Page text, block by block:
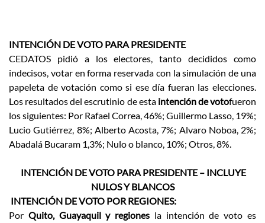
INTENCIÓN DE VOTO PARA PRESIDENTE
CEDATOS pidió a los electores, tanto decididos como
indecisos, votar en forma reservada con la simulación de una
papeleta de votación como si ese día fueran las elecciones.
Los resultados del escrutinio de esta intención de votofueron
los siguientes: Por Rafael Correa, 46%; Guillermo Lasso, 19%;
Lucio Gutiérrez, 8%; Alberto Acosta, 7%; Alvaro Noboa, 2%;
Abadalá Bucaram 1,3%; Nulo o blanco, 10%; Otros, 8%.
INTENCIÓN DE VOTO PARA PRESIDENTE – INCLUYE
NULOS Y BLANCOS
INTENCIÓN DE VOTO POR REGIONES:
Por Quito, Guayaquil y regiones la intención de voto es